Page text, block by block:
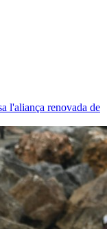
l'aliança renovada de